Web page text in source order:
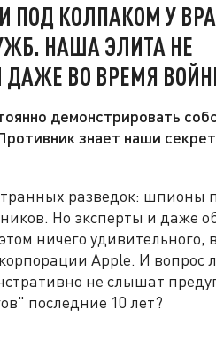
КОЛПАКОМ У
НАША ЭЛИТА НЕ
ДАЖЕ ВО ВРЕМЯ
демонстрировать
знает наши
разведок: шпионы
Но эксперты и даже
ничего удивительного,
Apple. И вопрос
не слышат
последние 10 лет?